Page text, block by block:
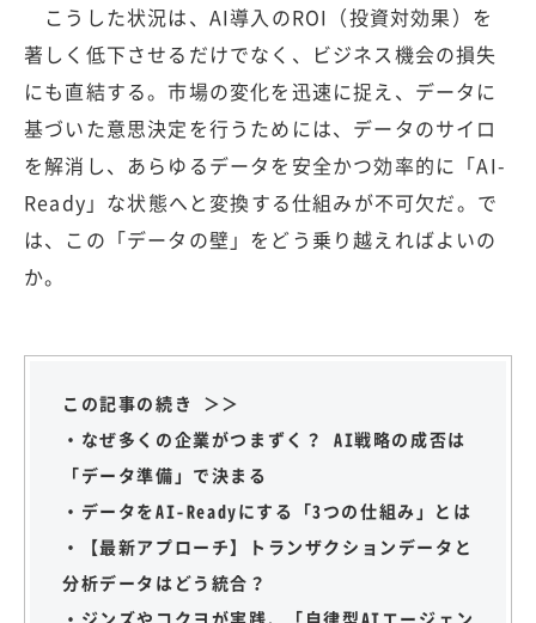
こうした状況は、AI導入のROI（投資対効果）を
著しく低下させるだけでなく、ビジネス機会の損失
にも直結する。市場の変化を迅速に捉え、データに
基づいた意思決定を行うためには、データのサイロ
を解消し、あらゆるデータを安全かつ効率的に「AI-
Ready」な状態へと変換する仕組みが不可欠だ。で
は、この「データの壁」をどう乗り越えればよいの
か。
この記事の続き ＞＞
・なぜ多くの企業がつまずく？ AI戦略の成否は
「データ準備」で決まる
・データをAI-Readyにする「3つの仕組み」とは
・【最新アプローチ】トランザクションデータと
分析データはどう統合？
・ジンズやコクヨが実践、「自律型AIエージェン